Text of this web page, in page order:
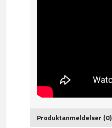
Produktanmeldelser (0)